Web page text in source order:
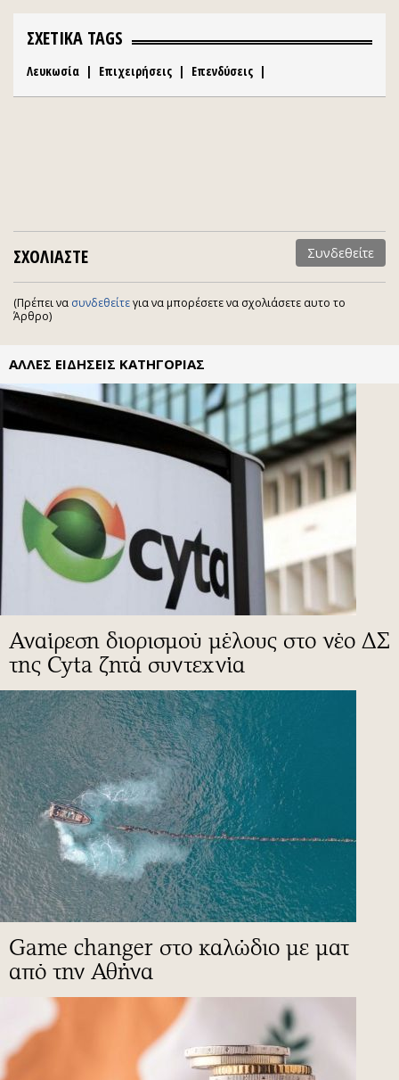
ΣΧΕΤΙΚΑ TAGS
Λευκωσία | Επιχειρήσεις | Επενδύσεις |
ΣΧΟΛΙΑΣΤΕ Συνδεθείτε
(Πρέπει να συνδεθείτεγια να μπορέσετε να σχολιάσετε αυτο το
Άρθρο)
ΑΛΛΕΣ ΕΙΔΗΣΕΙΣ ΚΑΤΗΓΟΡΙΑΣ
Αναίρεση διορισμού μέλους στο νέο ΔΣ
της Cyta ζητά συντεχνία
Game changer στο καλώδιο με ματ
από την Αθήνα